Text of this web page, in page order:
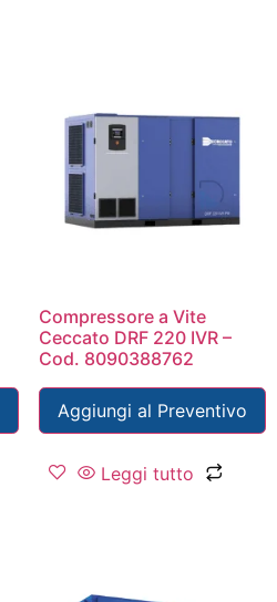
Compressore a Vite
Ceccato DRF 220 IVR –
Cod. 8090388762
Aggiungi al Preventivo
Leggi tutto